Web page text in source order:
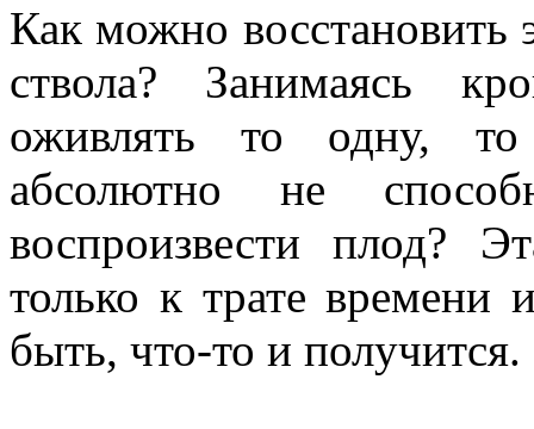
Как можно восстановить
ствола? Занимаясь
оживлять то одну,
абсолютно не
воспроизвести плод?
только к трате
быть, что-то и получится.